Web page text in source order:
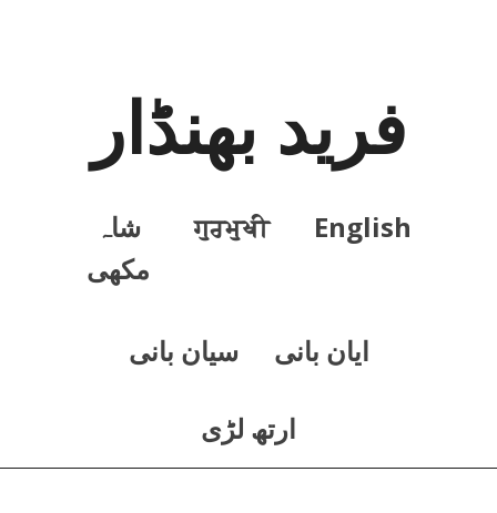
فرید بھنڈار
English
ਗੁਰਮੁਖੀ
شاہ
مکھی
ايان بانی سيان بانی
ارتھ لڑی